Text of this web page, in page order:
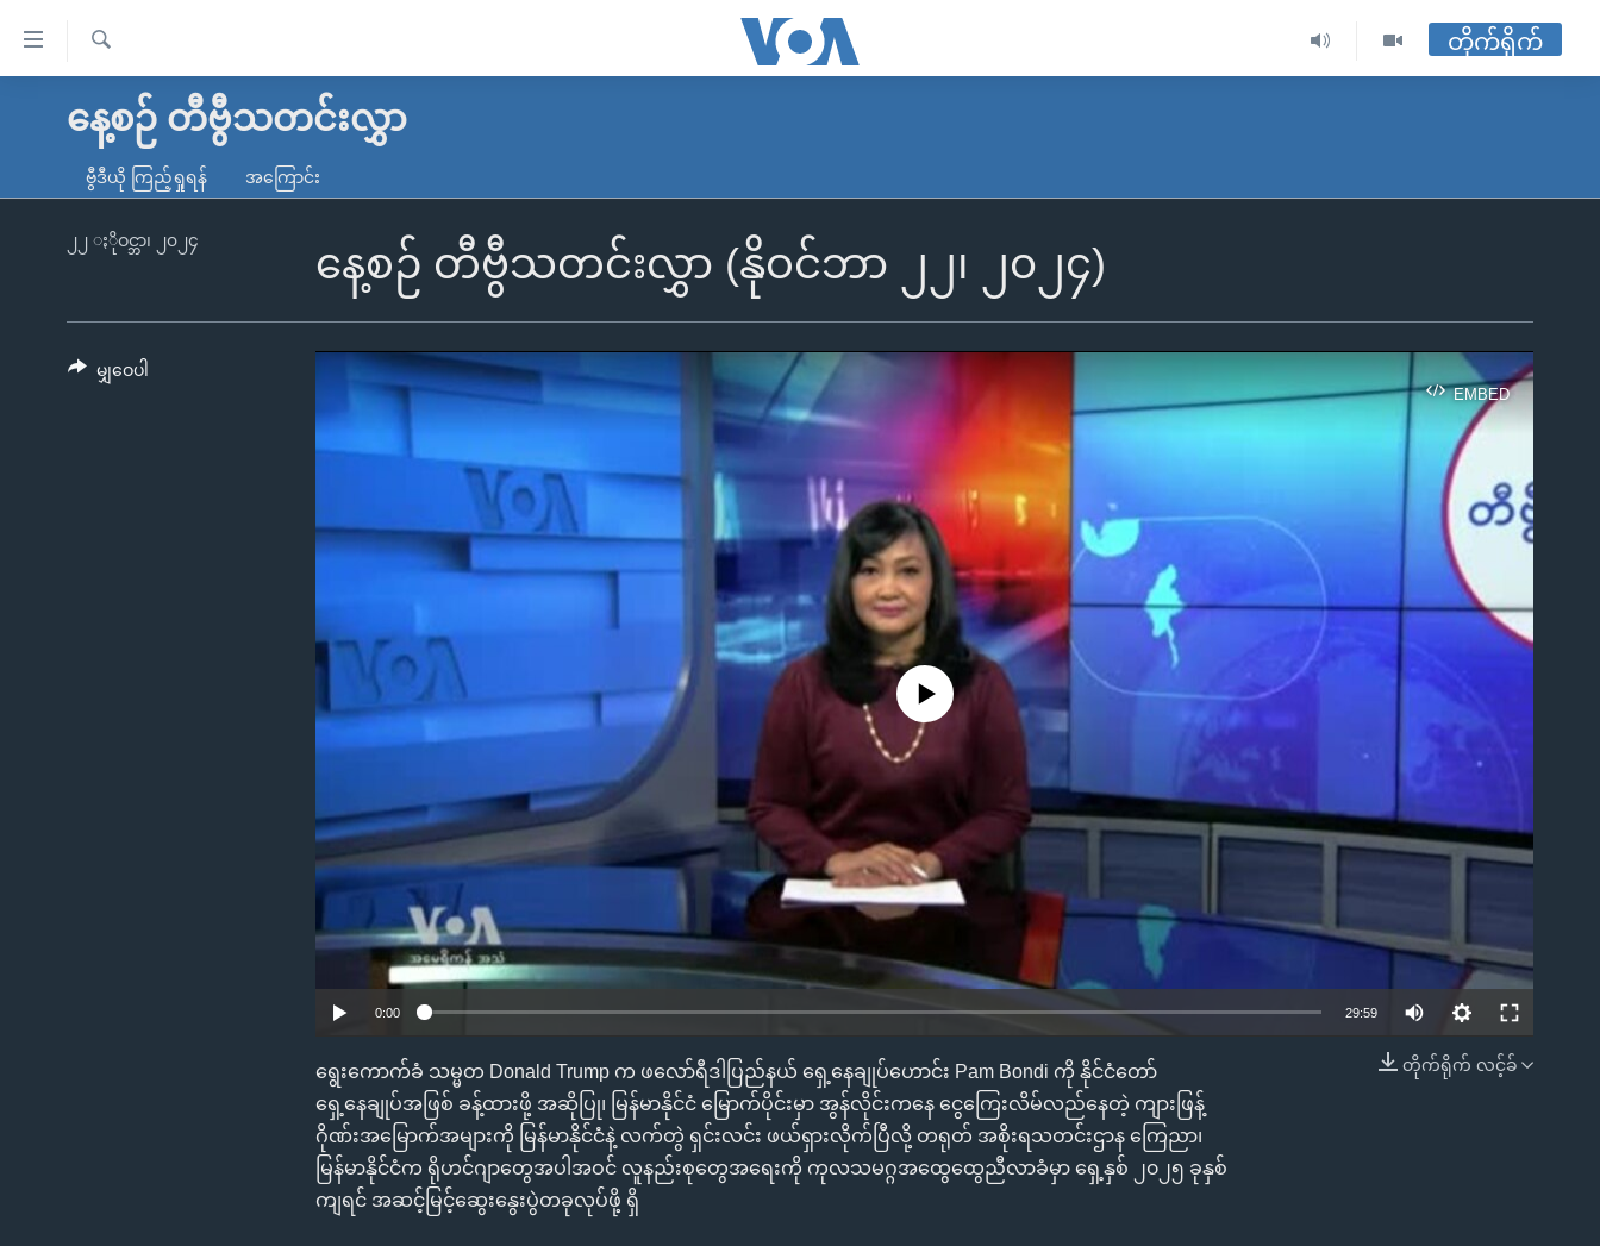
လွယ်ကူ
သည့်
မူလစာမျက်နှာ
ကမ္ဘာ့သတင်းများ
နိုင်ငံတကာ
တရုတ်
အစ္စရေး-ပါလက်စတိုင်း
ရပ်ဝန်းတခု လမ်းတခု အလွန်
အင်္ဂလိပ်စာလေ့လာမယ်
ရ
တိုက်ရိုက်
နေ့စဉ် တီဗွီသတင်းလွှာ
ဗွီဒီယို ကြည့်ရှုရန် အကြောင်း
နေ့စဉ် တီဗွီသတင်းလွှာ (နိုဝင်ဘာ ၂၂၊ ၂၀၂၄)
၂၂ ႏိုဝင္ဘာ၊ ၂၀၂၄
EMBED
EMBED
No media source currently available
0:00 29:59
တိုက်ရိုက် လင့်ခ်
ရွေးကောက်ခံ သမ္မတ Donald Trump က ဖလော်ရီဒါပြည်နယ် ရှေ့နေချုပ်ဟောင်း Pam Bondi ကို နိုင်ငံတော်
ရှေ့နေချုပ်အဖြစ် ခန့်ထားဖို့ အဆိုပြု၊ မြန်မာနိုင်ငံ မြောက်ပိုင်းမှာ အွန်လိုင်းကနေ ငွေကြေးလိမ်လည်နေတဲ့ ကျားဖြန့်
ဂိုဏ်းအမြောက်အများကို မြန်မာနိုင်ငံနဲ့ လက်တွဲ ရှင်းလင်း ဖယ်ရှားလိုက်ပြီလို့ တရုတ် အစိုးရသတင်းဌာန ကြေညာ၊
မြန်မာနိုင်ငံက ရိုဟင်ဂျာတွေအပါအဝင် လူနည်းစုတွေအရေးကို ကုလသမဂ္ဂအထွေထွေညီလာခံမှာ ရှေ့နှစ် ၂၀၂၅ ခုနှစ်
ကျရင် အဆင့်မြင့်ဆွေးနွေးပွဲတခုလုပ်ဖို့ ရှိ
မျှဝေပါ